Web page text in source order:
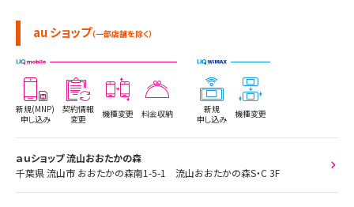
au ショップ（一部店舗を除く）
新規(MNP)
申し込み
契約情報
変更
機種変更 料金収納
新規
申し込み
機種変更
ａｕショップ 流山おおたかの森
千葉県 流山市 おおたかの森南1-5-1 流山おおたかの森S・C 3F